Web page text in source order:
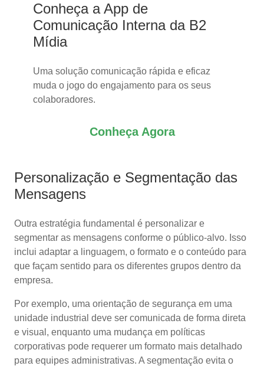
Conheça a App de
Comunicação Interna da B2
Mídia
Uma solução comunicação rápida e eficaz
muda o jogo do engajamento para os seus
colaboradores.
Conheça Agora
Personalização e Segmentação das
Mensagens
Outra estratégia fundamental é personalizar e
segmentar as mensagens conforme o público-alvo. Isso
inclui adaptar a linguagem, o formato e o conteúdo para
que façam sentido para os diferentes grupos dentro da
empresa.
Por exemplo, uma orientação de segurança em uma
unidade industrial deve ser comunicada de forma direta
e visual, enquanto uma mudança em políticas
corporativas pode requerer um formato mais detalhado
para equipes administrativas. A segmentação evita o